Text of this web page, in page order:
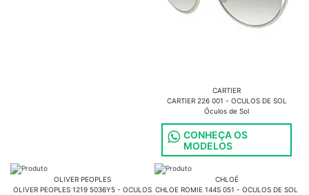
CARTIER
CARTIER 226 001 - OCULOS DE SOL
Óculos de Sol
CONHEÇA OS
MODELOS
OLIVER PEOPLES
OLIVER PEOPLES 1219 5036Y5 - OCULOS
CHLOÉ
CHLOE ROMIE 144S 051 - OCULOS DE SOL